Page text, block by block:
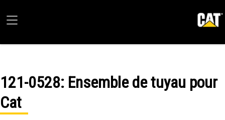
121-0528: Ensemble de tuyau pour
Cat